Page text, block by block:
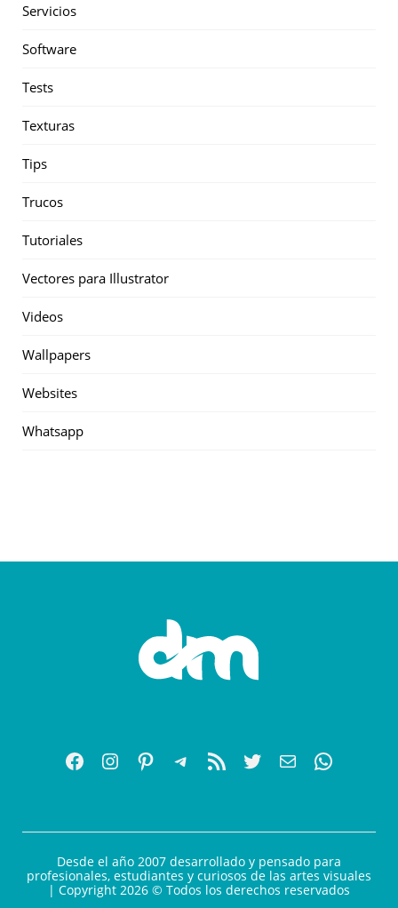
Servicios
Software
Tests
Texturas
Tips
Trucos
Tutoriales
Vectores para Illustrator
Videos
Wallpapers
Websites
Whatsapp
Desde el año 2007 desarrollado y pensado para
profesionales, estudiantes y curiosos de las artes visuales
| Copyright 2026 © Todos los derechos reservados